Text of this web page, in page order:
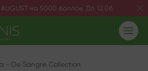
на 5000 баллов. До 12.08
- De Sangre Collection